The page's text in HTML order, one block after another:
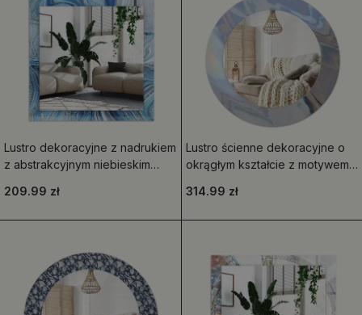
Lustro dekoracyjne z nadrukiem
z abstrakcyjnym niebieskim
209.99 zł
Lustro ścienne dekoracyjne o
okrągłym kształcie z motywem
314.99 zł